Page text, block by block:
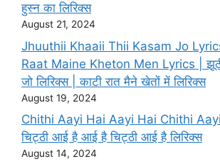
हुस्न का लिरिक्स
August 21, 2024
Jhuuthii Khaaii Thii Kasam Jo
Raat Maine Kheton Men Lyrics |
जो लिरिक्स | काटी रात मैने खेतों में लिरिक्स
August 19, 2024
Chithi Aayi Hai Aayi Hai Chithi
चिट्ठी आई है आई है चिट्ठी आई है लिरिक्स
August 14, 2024